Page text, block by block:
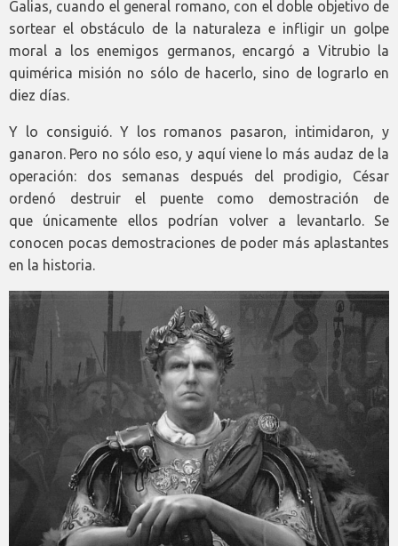
Galias, cuando el general romano, con el doble objetivo de
sortear el obstáculo de la naturaleza e infligir un golpe
moral a los enemigos germanos, encargó a Vitrubio la
quimérica misión no sólo de hacerlo, sino de lograrlo en
diez días.
Y lo consiguió. Y los romanos pasaron, intimidaron, y
ganaron. Pero no sólo eso, y aquí viene lo más audaz de la
operación: dos semanas después del prodigio, César
ordenó destruir el puente como demostración de
que únicamente ellos podrían volver a levantarlo. Se
conocen pocas demostraciones de poder más aplastantes
en la historia.